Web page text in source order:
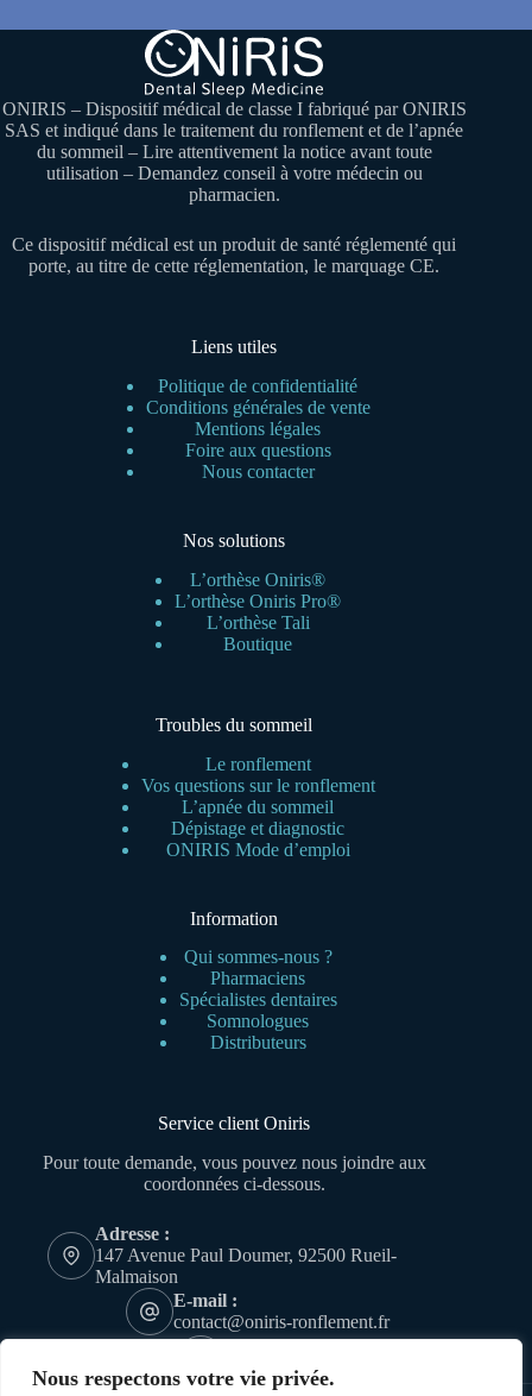
Nous respectons votre vie privée.
ONIRIS – Dispositif médical de classe I fabriqué par ONIRIS
SAS et indiqué dans le traitement du ronflement et de l’apnée
du sommeil – Lire attentivement la notice avant toute
utilisation – Demandez conseil à votre médecin ou
pharmacien.
Ce dispositif médical est un produit de santé réglementé qui
porte, au titre de cette réglementation, le marquage CE.
Liens utiles
Politique de confidentialité
Conditions générales de vente
Mentions légales
Foire aux questions
Nous contacter
Nos solutions
L’orthèse Oniris®
L’orthèse Oniris Pro®
L’orthèse Tali
Boutique
Troubles du sommeil
Le ronflement
Vos questions sur le ronflement
L’apnée du sommeil
Dépistage et diagnostic
ONIRIS Mode d’emploi
Information
Qui sommes-nous ?
Pharmaciens
Spécialistes dentaires
Somnologues
Distributeurs
Service client Oniris
Pour toute demande, vous pouvez nous joindre aux
coordonnées ci-dessous.
Adresse :
147 Avenue Paul Doumer, 92500 Rueil-
Malmaison
E-mail :
contact@oniris-ronflement.fr
01 47 16 17 17